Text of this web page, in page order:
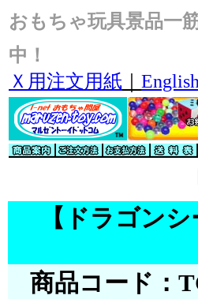
おもちゃ玩具景品一
中！
Ｘ用注文用紙
English
【ドラゴン
商品コード：